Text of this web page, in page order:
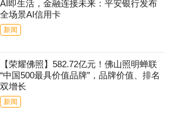
AI即生活，金融连接未来：平安银行发布
全场景AI信用卡
新闻
【荣耀佛照】582.72亿元！佛山照明蝉联
“中国500最具价值品牌”，品牌价值、排名
双增长
新闻